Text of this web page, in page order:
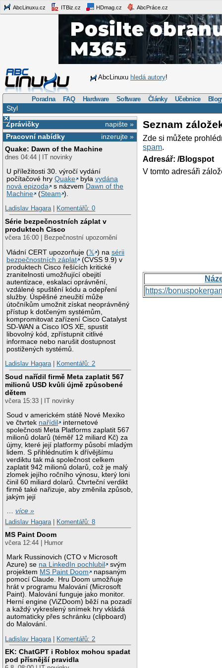
AbcLinuxu.cz ITBiz.cz HDmag.cz AbcPráce.cz
AbcLinuxu hledá autory!
Poradna FAQ Hardware Software Články Učebnice
Styl
×
napište »
Zprávičky
inzerujte »
Pracovní nabídky
Quake: Dawn of the Machine
dnes 04:44 | IT novinky
U příležitosti 30. výročí vydání
počítačové hryQuake bylavydána
nová epizoda
s názvem Dawn of the
Machine
(Steam ).
Ladislav Hagara| Komentářů: 0
Série bezpečnostních záplat v
produktech Cisco
včera 16:00 | Bezpečnostní upozornění
Vládní CERT upozorňuje (𝕏 ) nasérii
bezpečnostních záplat
(CVSS 9.9) v
produktech Cisco řešících kritické
zranitelnosti umožňující obejití
autentizace, eskalaci oprávnění,
vzdálené spuštění kódu a odepření
služby. Úspěšné zneužití může
útočníkům umožnit získat neoprávněný
přístup k dotčeným systémům,
kompromitovat zařízení Cisco Catalyst
SD-WAN a Cisco IOS XE, spustit
libovolný kód, zpřístupnit citlivé
informace nebo narušit dostupnost
postižených systémů.
Ladislav Hagara| Komentářů: 2
Soud nařídil firmě Meta zaplatit 567
milionů USD kvůli újmě způsobené
dětem
včera 15:33 | IT novinky
Soud v americkém státě Nové Mexiko
ve čtvrtek nařídil
internetové
společnosti Meta Platforms zaplatit 567
milionů dolarů (téměř 12 miliard Kč) za
újmy, které její platformy působí mladým
lidem. S přihlédnutím k dřívějšímu
verdiktu tak má společnost celkem
zaplatit 942 milionů dolarů, což je malý
zlomek jejího ročního výnosu, který loni
činil 60 miliard dolarů. Čtvrteční verdikt
firmě také nařizuje, aby změnila způsob,
jakým její
…více »
Ladislav Hagara
Komentářů: 8
MS Paint Doom
včera 12:44 | Humor
Mark Russinovich (CTO v Microsoft
Azure) se na LinkedIn pochlubil
svým
projektem MS Paint Doom
napsaným
pomocí Claude. Hru Doom umožňuje
hrát v programu Malování (Microsoft
Paint). Malování funguje jako monitor.
Herní engine (ViZDoom) běží na pozadí
a každý vykreslený snímek hry vkládá
automaticky přes schránku (clipboard)
do Malování.
Ladislav Hagara
Komentářů: 2
EK: ChatGPT i Roblox mohou spadat
pod přísnější pravidla
Seznam
Zde si můžete
spam.
Adresář: /Blogspot
V tomto adresáři
https://